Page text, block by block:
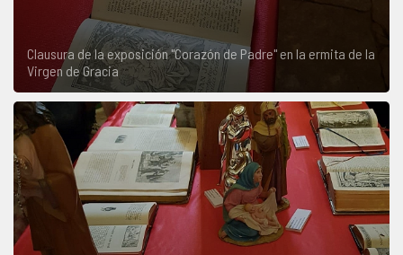
Clausura de la exposición "Corazón de Padre" en la ermita de la
Virgen de Gracia